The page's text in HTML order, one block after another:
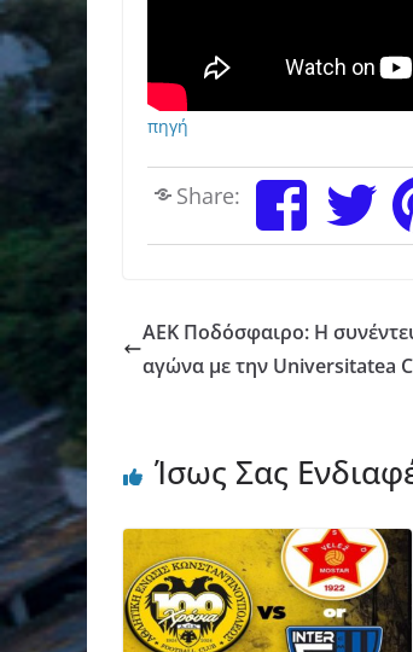
πηγή
Share:
ΑΕΚ Ποδόσφαιρο: Η
αγώνα με την Universitatea
Ίσως Σας